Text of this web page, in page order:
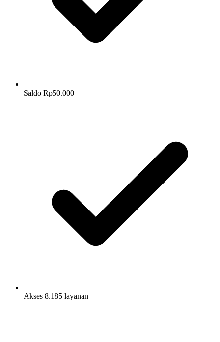
Saldo Rp50.000
Akses 8.185 layanan